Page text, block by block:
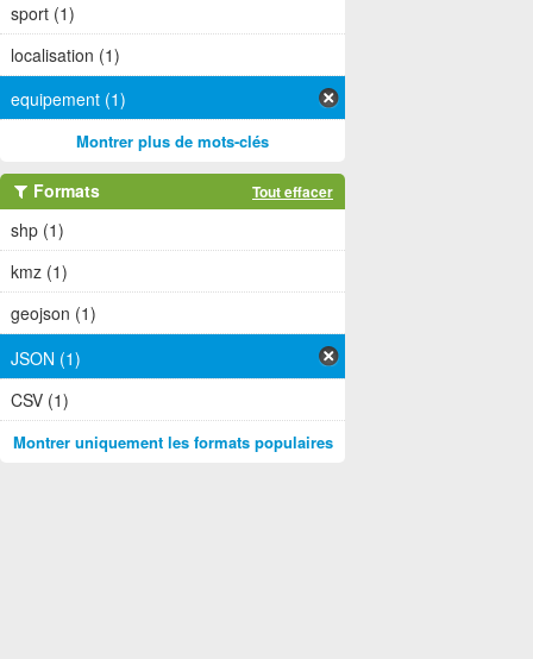
sport (1)
localisation (1)
equipement (1)
Montrer plus de mots-clés
Formats Tout effacer
shp (1)
kmz (1)
geojson (1)
JSON (1)
CSV (1)
Montrer uniquement les formats populaires